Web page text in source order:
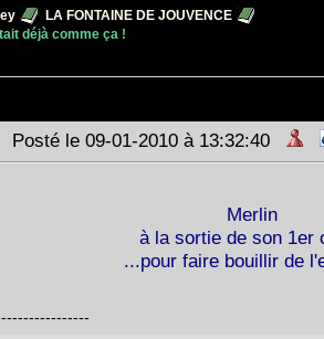
LA FONTAINE DE JOUVENCE
déjà comme ça !
Posté le 09-01-2010 à 13:32:40
Merlin
à la sortie de son 1er
...pour faire bouillir de